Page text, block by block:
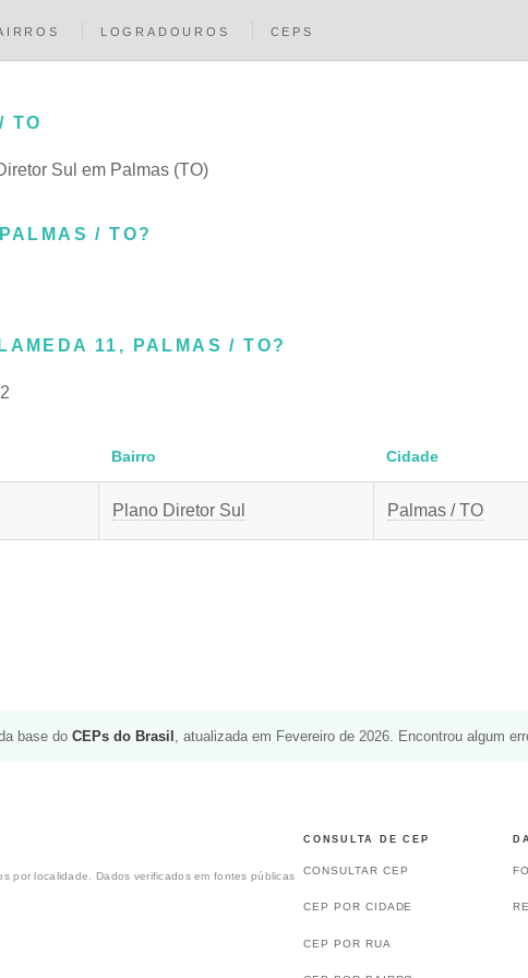
LOGRADOUROS CEPS
TO
Sul em Palmas (TO)
/ TO?
11, PALMAS / TO?
Bairro Cidade
Plano Diretor Sul Palmas / TO
base do CEPs do Brasil , atualizada em Fevereiro de 2026. Encontrou algum
por localidade. Dados verificados em fontes públicas
CONSULTA DE CEP
CONSULTAR CEP
CEP POR CIDADE
CEP POR RUA